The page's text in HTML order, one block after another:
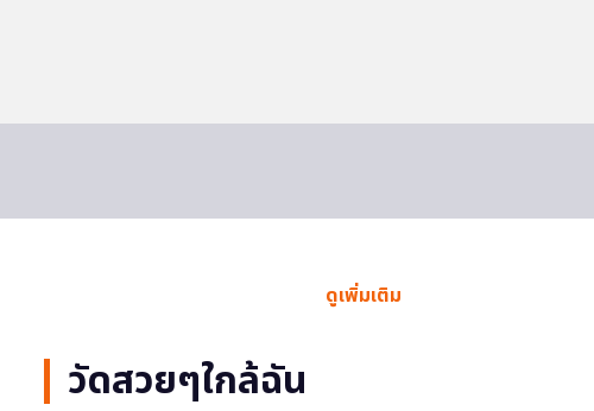
ดูเพิ่มเติม
วัดสวยๆใกล้ฉัน